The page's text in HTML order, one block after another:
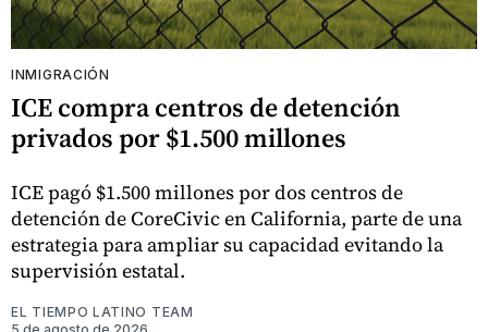
INMIGRACIÓN
ICE compra centros de detención
privados por $1.500 millones
ICE pagó $1.500 millones por dos centros de
detención de CoreCivic en California, parte de una
estrategia para ampliar su capacidad evitando la
supervisión estatal.
EL TIEMPO LATINO TEAM